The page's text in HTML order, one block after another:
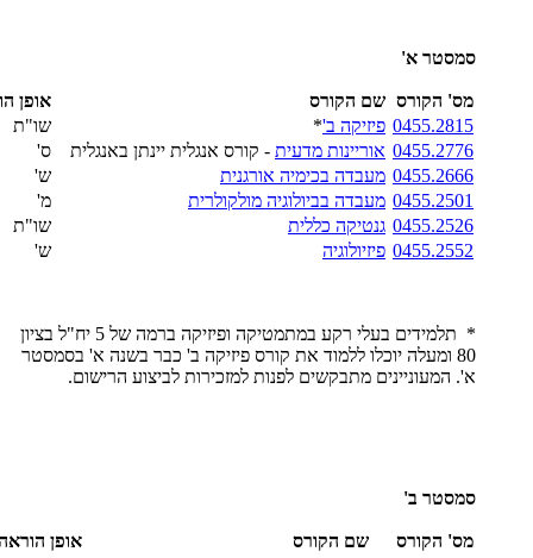
סמסטר א'
מס' הקורס שם הקורס
אופן
0455.2815 פיזיקה ב'*
שו"ת
0455.2776 אוריינות מדעית - קורס אנגלית יינתן באנגלית
ס'
0455.2666 מעבדה בכימיה אורגנית
ש'
0455.2501 מעבדה בביולוגיה מולקולרית
מ'
0455.2526 גנטיקה כללית
שו"ת
0455.2552 פיזיולוגיה ש'
* תלמידים בעלי רקע במתמטיקה ופיזיקה ברמה של 5 יח"ל בציון
80 ומעלה יוכלו ללמוד את קורס פיזיקה ב' כבר בשנה א' בסמסטר
א'. המעוניינים מתבקשים לפנות למזכירות לביצוע הרישום.
סמסטר ב'
מס' הקורס שם הקורס
אופן